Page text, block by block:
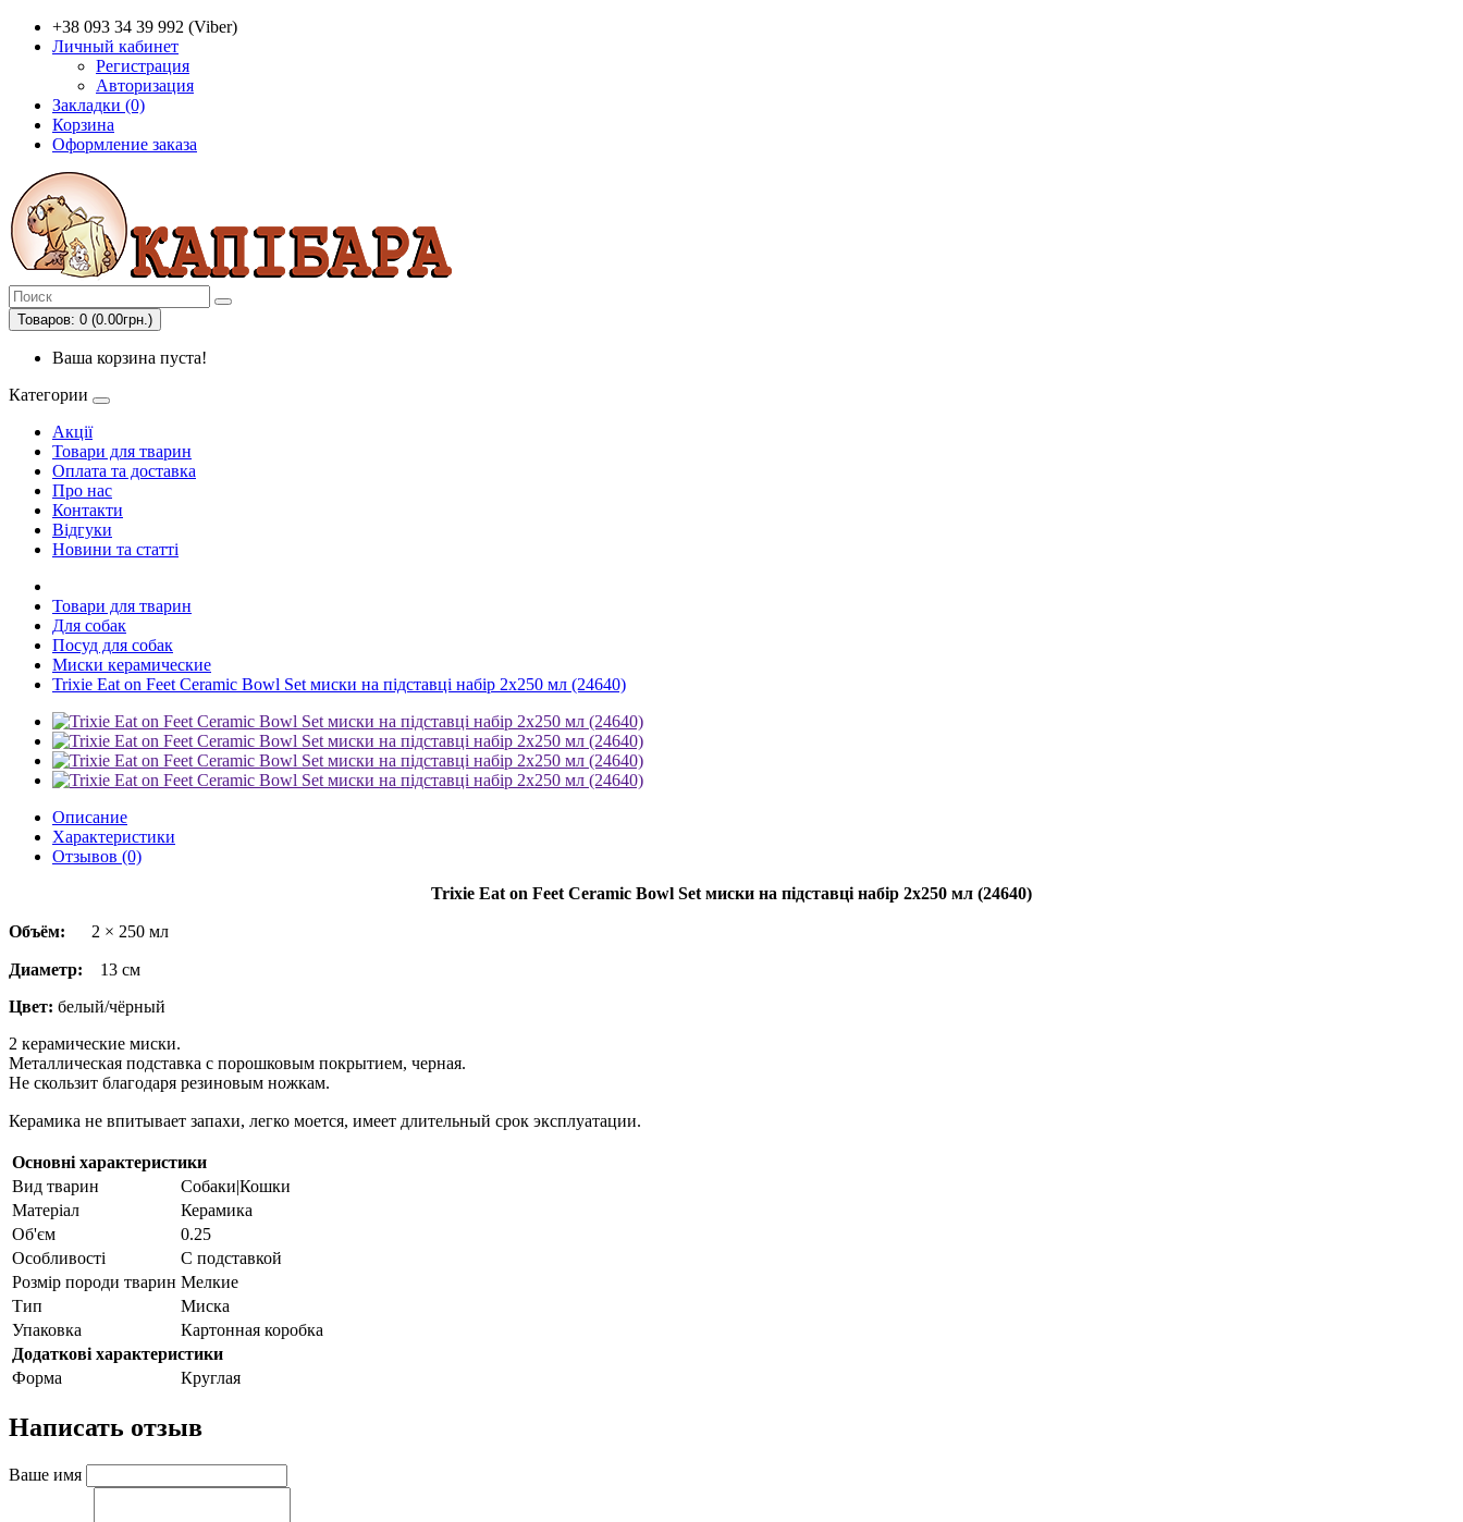
+38 093 34 39 992 (Viber)
Личный кабинет
Регистрация
Авторизация
Закладки (0)
Корзина
Оформление заказа
Товаров: 0 (0.00грн.)
Ваша корзина пуста!
Категории
Акції
Товари для тварин
Оплата та доставка
Про нас
Контакти
Відгуки
Новини та статті
Товари для тварин
Для собак
Посуд для собак
Миски керамические
Trixie Eat on Feet Ceramic Bowl Set миски на підставці набір 2х250 мл (24640)
Описание
Характеристики
Отзывов (0)
Trixie Eat on Feet Ceramic Bowl Set миски на підставці набір 2х250 мл (24640)
Объём: 2 × 250 мл
Диаметр: 13 см
Цвет: белый/чёрный
2 керамические миски.
Металлическая подставка с порошковым покрытием, черная.
Не скользит благодаря резиновым ножкам.
Керамика не впитывает запахи, легко моется, имеет длительный срок эксплуатации.
Основні характеристики
Вид тварин
Собаки|Кошки
Матеріал
Керамика
Об'єм
0.25
Особливості
С подставкой
Розмір породи тварин Мелкие
Тип
Миска
Упаковка
Картонная коробка
Додаткові характеристики
Форма
Круглая
Написать отзыв
Ваше имя